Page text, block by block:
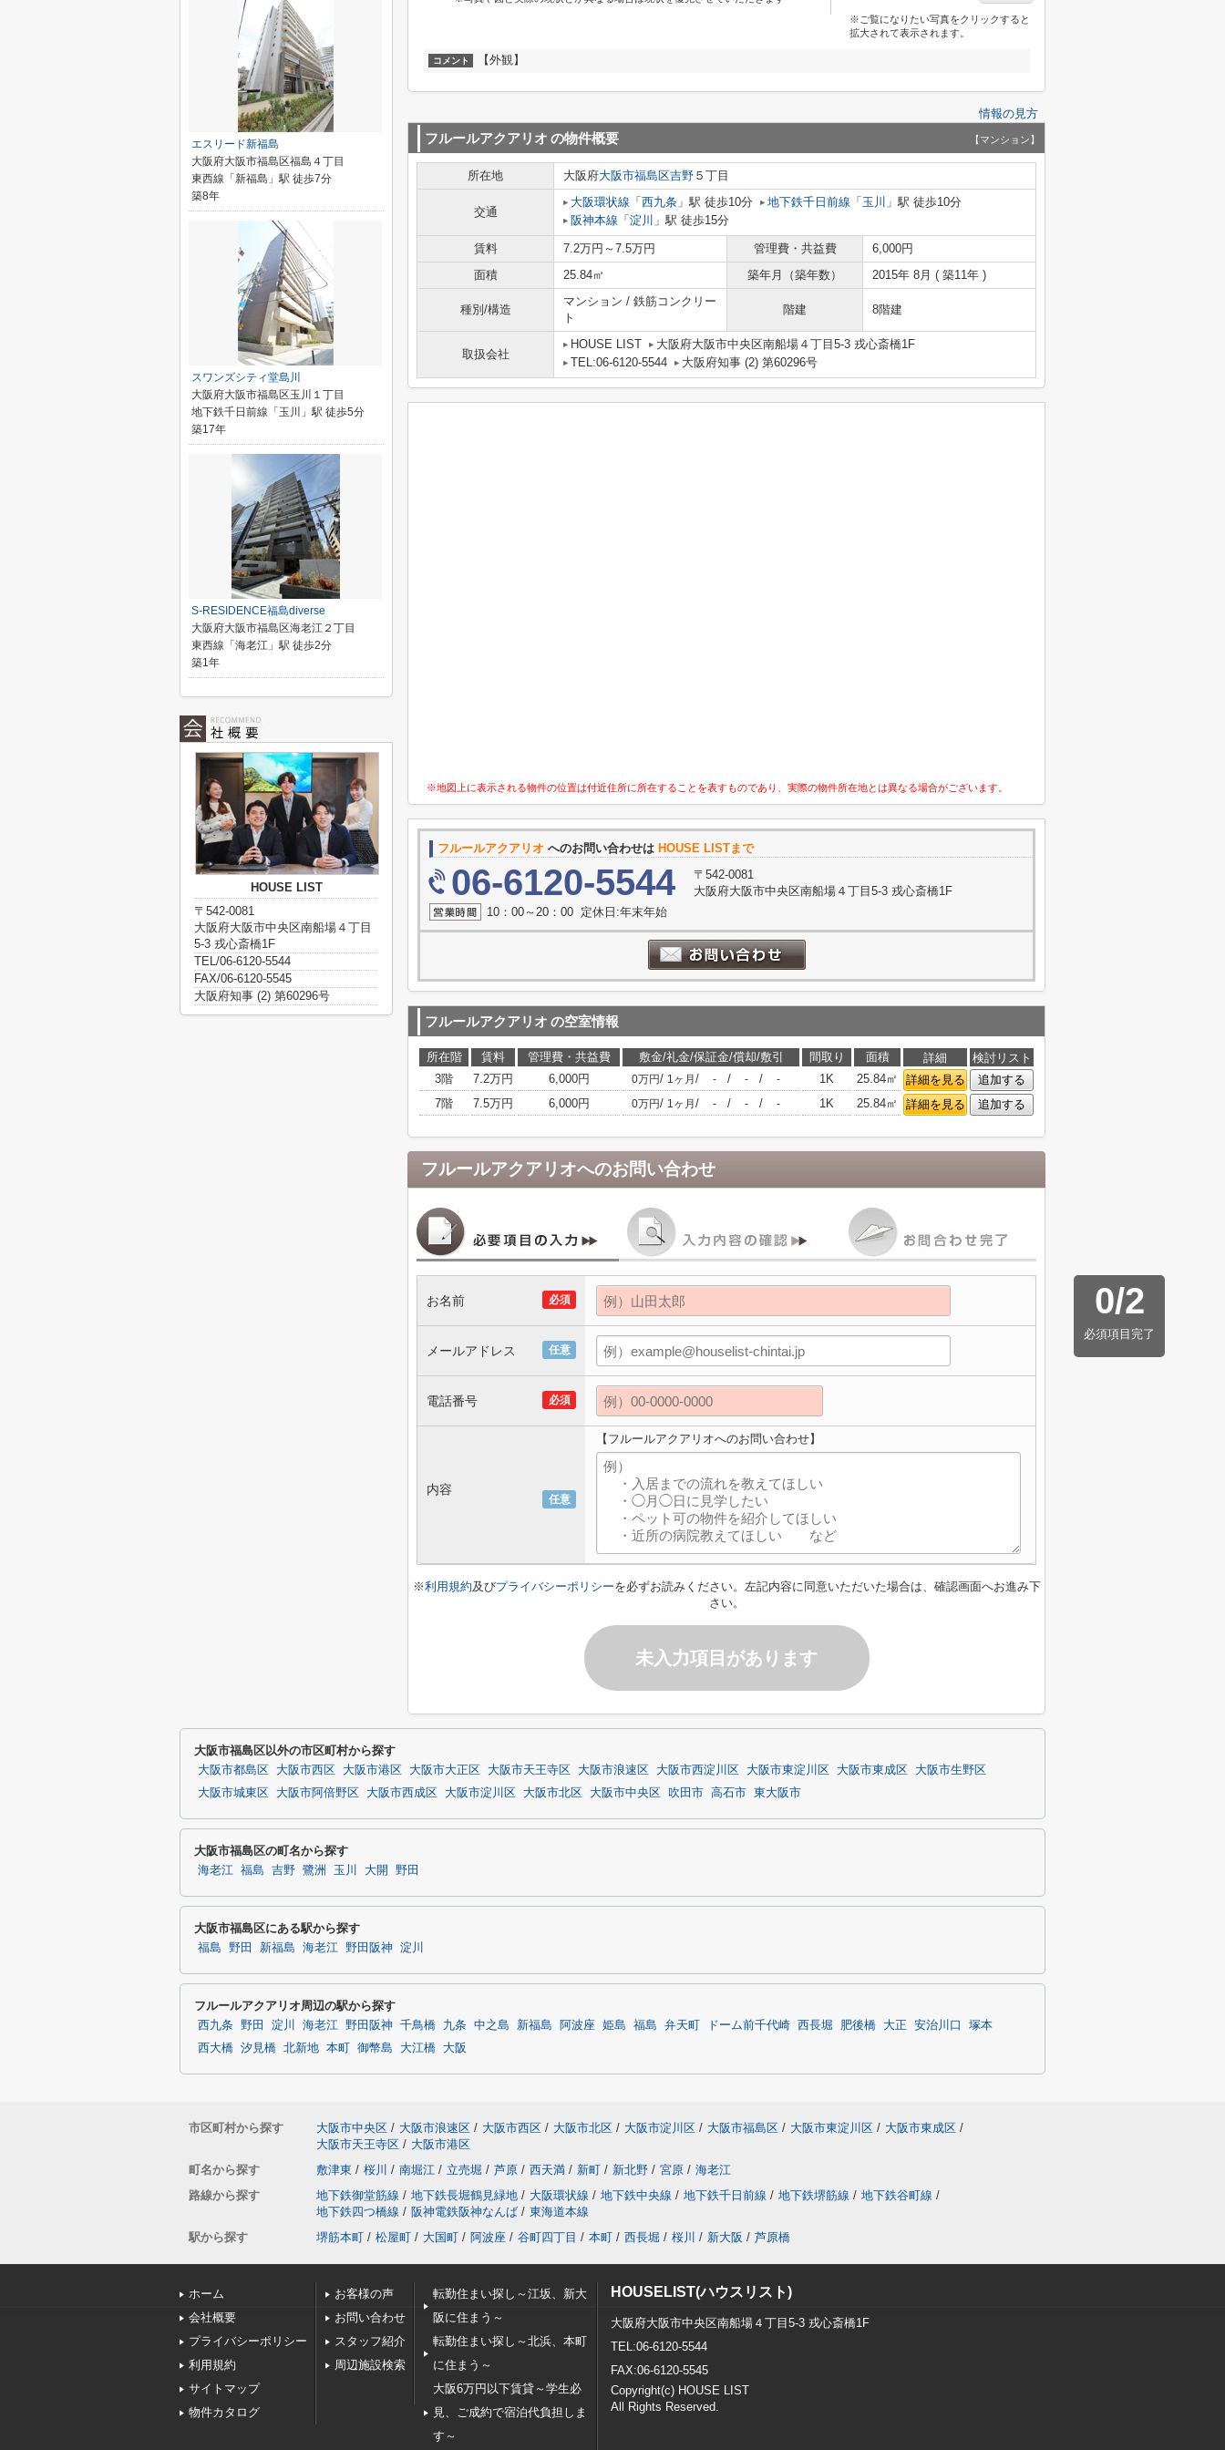
※ご覧になりたい写真をクリックすると
拡大されて表示されます。
コメント 【外観】
情報の見方
フルールアクアリオ の物件概要 【マンション】
所在地 大阪府大阪市福島区吉野 ５丁目
交通
大阪環状線 「 西九条 」駅 徒歩10分 地下鉄千日前線 「 玉川 」駅 徒歩10分
阪神本線 「 淀川 」駅 徒歩15分
賃料 7.2万円～7.5万円 管理費・共益費
6,000円
面積
25.84㎡ 築年月（築年数） 2015年 8月 ( 築11年 )
種別/構造
マンション / 鉄筋コンクリー
ト
階建 8階建
取扱会社
HOUSE LIST
大阪府大阪市中央区南船場４丁目5-3 戎心斎橋1F
TEL:06-6120-5544
大阪府知事 (2) 第60296号
※地図上に表示される物件の位置は付近住所に所在することを表すものであり、実際の物件所在地とは異なる場合がございます。
フルールアクアリオ へのお問い合わせは HOUSE LISTまで
06-6120-5544
〒542-0081
大阪府大阪市中央区南船場４丁目5-3 戎心斎橋1F
10：00～20：00 定休日:年末年始
フルールアクアリオ の空室情報
所在階 賃料 管理費・共益費 敷金/礼金/保証金/償却/敷引 間取り 面積 詳細
検討リスト
3階
7.2万円 6,000円 0万円/ 1ヶ月 / - / - / - 1K 25.84㎡ 詳細を見る
追加する
7階
7.5万円 6,000円 0万円/ 1ヶ月 / - / - / - 1K 25.84㎡ 詳細を見る 追加する
フルールアクアリオへのお問い合わせ
0/2
必須項目完了
必須
お名前
任意
メールアドレス
必須
電話番号
任意
内容
【フルールアクアリオへのお問い合わせ】
※利用規約及びプライバシーポリシーを必ずお読みください。左記内容に同意いただいた場合は、確認画面へお進み下
さい。
未入力項目があります
エスリード新福島
大阪府大阪市福島区福島４丁目
東西線「新福島」駅 徒歩7分
築8年
スワンズシティ堂島川
大阪府大阪市福島区玉川１丁目
地下鉄千日前線「玉川」駅 徒歩5分
築17年
S-RESIDENCE福島diverse
大阪府大阪市福島区海老江２丁目
東西線「海老江」駅 徒歩2分
築1年
HOUSE LIST
〒542-0081
大阪府大阪市中央区南船場４丁目
5-3 戎心斎橋1F
TEL/06-6120-5544
FAX/06-6120-5545
大阪府知事 (2) 第60296号
大阪市福島区以外の市区町村から探す
大阪市都島区 大阪市西区 大阪市港区 大阪市大正区 大阪市天王寺区 大阪市浪速区 大阪市西淀川区 大阪市東淀川区 大阪市東成区
大阪市生野区
大阪市城東区
大阪市阿倍野区 大阪市西成区 大阪市淀川区 大阪市北区 大阪市中央区 吹田市 高石市 東大阪市
大阪市福島区の町名から探す
海老江 福島 吉野 鷺洲 玉川 大開 野田
大阪市福島区にある駅から探す
福島 野田 新福島 海老江 野田阪神 淀川
フルールアクアリオ周辺の駅から探す
西九条 野田 淀川 海老江 野田阪神 千鳥橋 九条 中之島 新福島 阿波座 姫島 福島 弁天町 ドーム前千代崎 西長堀 肥後橋 大正 安治川口
塚本
西大橋 汐見橋 北新地 本町 御幣島 大江橋 大阪
市区町村から探す 大阪市中央区 / 大阪市浪速区 / 大阪市西区 / 大阪市北区 / 大阪市淀川区 / 大阪市福島区 / 大阪市東淀川区 / 大阪市東成区 /
大阪市天王寺区 / 大阪市港区
町名から探す
敷津東 / 桜川 / 南堀江 / 立売堀 / 芦原 / 西天満 / 新町 / 新北野 / 宮原 / 海老江
路線から探す
地下鉄御堂筋線 / 地下鉄長堀鶴見緑地 / 大阪環状線 / 地下鉄中央線 / 地下鉄千日前線 / 地下鉄堺筋線 / 地下鉄谷町線 /
地下鉄四つ橋線 / 阪神電鉄阪神なんば / 東海道本線
駅から探す
堺筋本町 / 松屋町 / 大国町 / 阿波座 / 谷町四丁目 / 本町 / 西長堀 / 桜川 / 新大阪 / 芦原橋
ホーム
会社概要
プライバシーポリシー
利用規約
サイトマップ
物件カタログ
お客様の声
お問い合わせ
スタッフ紹介
周辺施設検索
転勤住まい探し～江坂、新大
阪に住まう～
転勤住まい探し～北浜、本町
に住まう～
大阪6万円以下賃貸～学生必
見、ご成約で宿泊代負担しま
す～
HOUSELIST(ハウスリスト)
大阪府大阪市中央区南船場４丁目5-3 戎心斎橋1F
TEL:06-6120-5544
FAX:06-6120-5545
Copyright(c) HOUSE LIST
All Rights Reserved.